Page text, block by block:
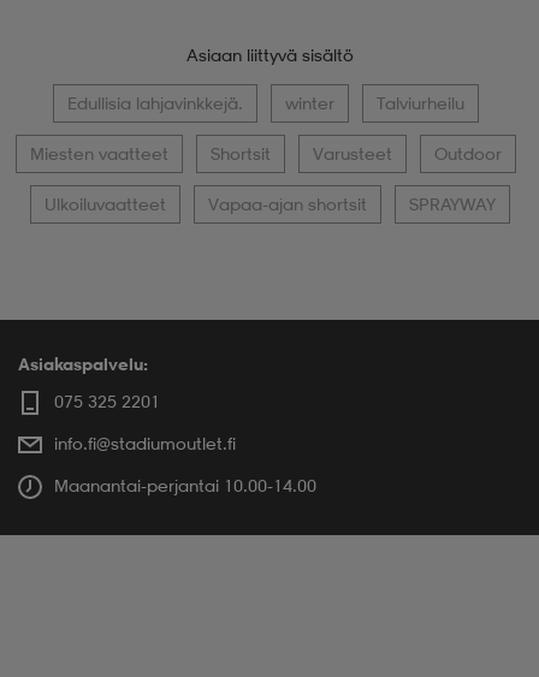
Asiaan liittyvä sisältö
Edullisia lahjavinkkejä. winter Talviurheilu
Miesten vaatteet Shortsit Varusteet Outdoor
Ulkoiluvaatteet Vapaa-ajan shortsit SPRAYWAY
Asiakaspalvelu:
075 325 2201
info.fi@stadiumoutlet.fi
Maanantai-perjantai 10.00-14.00